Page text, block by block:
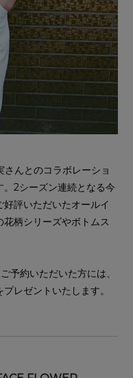
さんとのコラボレーショ
2シーズン連続となる今
評いただいたオールイ
柄シリーズやボトムス
予約いただいた方には、
レゼントいたします。